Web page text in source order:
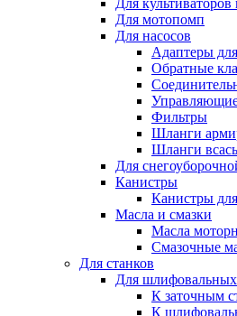
Для
Для мотопомп
Для насосов
Адаптеры
Обратные
Фильтры
Шланги
Шланги
Для
Канистры
Канистры
Масла и смазки
Масла
Смазочные
Для станков
Для
К заточным
К